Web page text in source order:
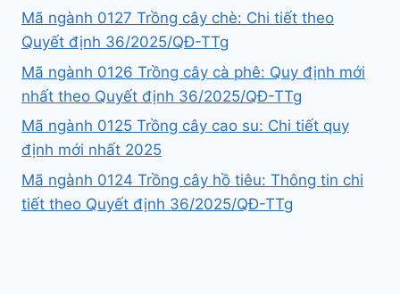
Mã ngành 0127 Trồng cây chè: Chi tiết theo
Quyết định 36/2025/QĐ-TTg
Mã ngành 0126 Trồng cây cà phê: Quy định mới
nhất theo Quyết định 36/2025/QĐ-TTg
Mã ngành 0125 Trồng cây cao su: Chi tiết quy
định mới nhất 2025
Mã ngành 0124 Trồng cây hồ tiêu: Thông tin chi
tiết theo Quyết định 36/2025/QĐ-TTg